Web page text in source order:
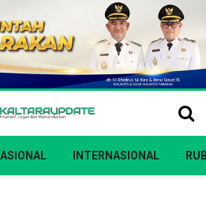
INTERNASIONAL